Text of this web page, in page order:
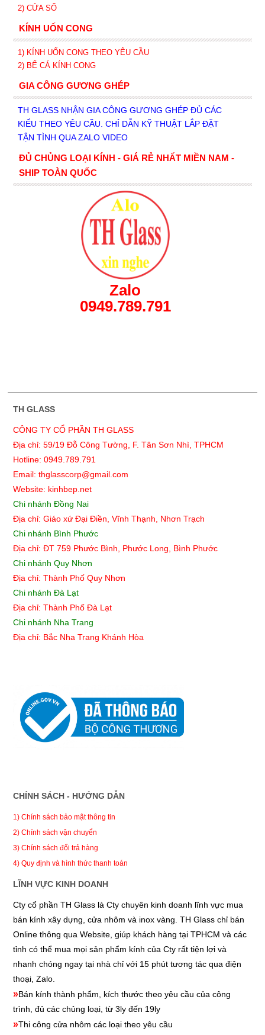
2) CỬA SỔ
KÍNH UỐN CONG
1) KÍNH UỐN CONG THEO YÊU CẦU
2) BỂ CÁ KÍNH CONG
GIA CÔNG GƯƠNG GHÉP
TH GLASS NHẬN GIA CÔNG GƯƠNG GHÉP ĐỦ CÁC
KIỂU THEO YÊU CẦU. CHỈ DẪN KỸ THUẬT LẮP ĐẶT
TẬN TÌNH QUA ZALO VIDEO
ĐỦ CHỦNG LOẠI KÍNH - GIÁ RẺ NHẤT MIỀN NAM -
SHIP TOÀN QUỐC
Zalo
0949.789.791
TH GLASS
CÔNG TY CỔ PHẦN TH GLASS
Địa chỉ: 59/19 Đỗ Công Tường, F. Tân Sơn Nhì, TPHCM
Hotline: 0949.789.791
Email: thglasscorp@gmail.com
Website: kinhbep.net
Chi nhánh Đồng Nai
Địa chỉ: Giáo xứ Đại Điền, Vĩnh Thạnh, Nhơn Trạch
Chi nhánh Bình Phước
Địa chỉ: ĐT 759 Phước Bình, Phước Long, Bình Phước
Chi nhánh Quy Nhơn
Địa chỉ: Thành Phố Quy Nhơn
Chi nhánh Đà Lạt
Địa chỉ: Thành Phố Đà Lạt
Chi nhánh Nha Trang
Địa chỉ: Bắc Nha Trang Khánh Hòa
CHÍNH SÁCH - HƯỚNG DẪN
1) Chính sách bảo mật thông tin
2) Chính sách vận chuyển
3) Chính sách đổi trả hàng
4) Quy định và hình thức thanh toán
LĨNH VỰC KINH DOANH
Cty cổ phần TH Glass là Cty chuyên kinh doanh lĩnh vực mua
bán kính xây dựng, cửa nhôm và inox vàng. TH Glass chỉ bán
Online thông qua Website, giúp khách hàng tại TPHCM và các
tỉnh có thể mua mọi sản phẩm kính của Cty rất tiện lợi và
nhanh chóng ngay tại nhà chỉ với 15 phút tương tác qua điện
thoại, Zalo.
»Bán kính thành phẩm, kích thước theo yêu cầu của công
trình, đủ các chủng loại, từ 3ly đến 19ly
»Thi công cửa nhôm các loại theo yêu cầu